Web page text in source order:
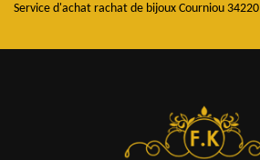
Service d'achat rachat de bijoux Courniou 34220